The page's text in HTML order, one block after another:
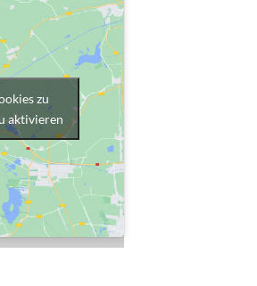
zu
aktivieren